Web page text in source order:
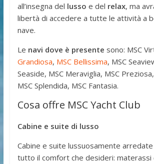
all’insegna del lusso e del relax, ma
libertà di accedere a tutte le attività a
nave.
Le navi dove è presente sono: MSC
Grandiosa, MSC Bellissima, MSC
Seaside, MSC Meraviglia, MSC
MSC Splendida, MSC Fantasia.
Cosa offre MSC Yacht Club
Cabine e suite di lusso
Cabine e suite lussuosamente
tutto il comfort che desideri: materassi